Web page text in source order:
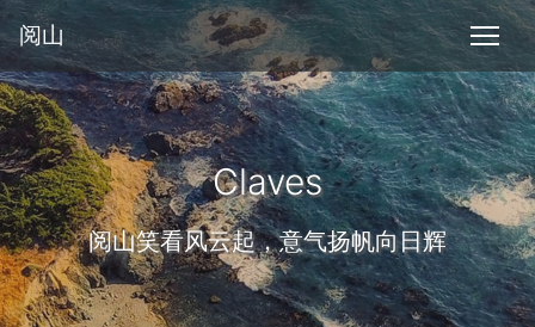
阅山
Claves
阅山笑看风云起，意气扬帆向日辉